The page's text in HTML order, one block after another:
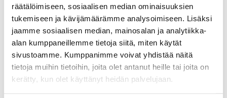
räätälöimiseen, sosiaalisen median ominaisuuksien
tukemiseen ja kävijämäärämme analysoimiseen. Lisäksi
jaamme sosiaalisen median, mainosalan ja analytiikka-
alan kumppaneillemme tietoja siitä, miten käytät
sivustoamme. Kumppanimme voivat yhdistää näitä
tietoja muihin tietoihin, joita olet antanut heille tai joita on
kerätty, kun olet käyttänyt heidän palvelujaan.
Mammutti